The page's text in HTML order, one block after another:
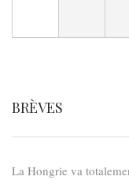
BRÈVES
La Hongrie va